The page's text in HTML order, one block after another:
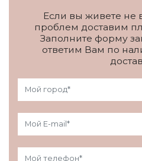
Если вы живете не
проблем доставим
Заполните форму
ответим Вам по